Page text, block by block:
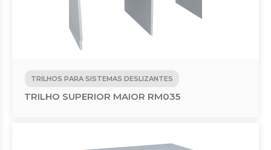
TRILHOS PARA SISTEMAS DESLIZANTES
TRILHO SUPERIOR MAIOR RM035